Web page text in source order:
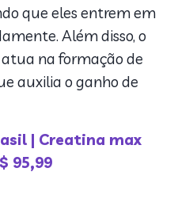
que eles entrem em
Além disso, o
na formação de
auxilia o ganho de
| Creatina max
95,99